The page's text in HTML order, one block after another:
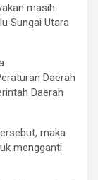
masih
Sungai Utara
Daerah
Daerah
maka
mengganti